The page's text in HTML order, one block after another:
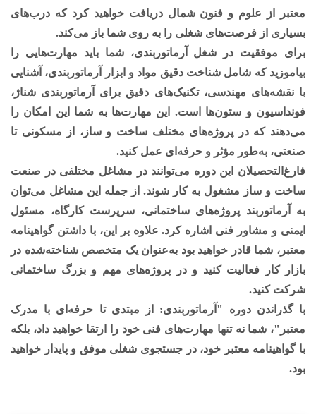
معتبر از علوم و فنون شمال دریافت خواهید کرد که درب‌های
بسیاری از فرصت‌های شغلی را به روی شما باز می‌کند.
برای موفقیت در شغل آرماتوربندی، شما باید مهارت‌هایی را
بیاموزید که شامل شناخت دقیق مواد و ابزار آرماتوربندی، آشنایی
با نقشه‌های مهندسی، تکنیک‌های دقیق برای آرماتوربندی شناژ،
فونداسیون و ستون‌ها است. این مهارت‌ها به شما این امکان را
می‌دهند که در پروژه‌های مختلف ساخت و ساز، از مسکونی تا
صنعتی، به‌طور مؤثر و حرفه‌ای عمل کنید.
فارغ‌التحصیلان این دوره می‌توانند در مشاغل مختلفی در صنعت
ساخت و ساز مشغول به کار شوند. از جمله این مشاغل می‌توان
به آرماتوربند پروژه‌های ساختمانی، سرپرست کارگاه، مسئول
ایمنی و مشاور فنی اشاره کرد. علاوه بر این، با داشتن گواهینامه
معتبر، شما قادر خواهید بود به‌عنوان یک متخصص شناخته‌شده در
بازار کار فعالیت کنید و در پروژه‌های مهم و بزرگ ساختمانی
شرکت کنید.
با گذراندن دوره "آرماتوربندی: از مبتدی تا حرفه‌ای با مدرک
معتبر"، شما نه تنها مهارت‌های فنی خود را ارتقا خواهید داد، بلکه
با گواهینامه معتبر خود، در جستجوی شغلی موفق و پایدار خواهید
بود.